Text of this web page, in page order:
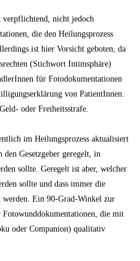
verpflichtend, nicht jedoch
die den Heilungsprozess
ist hier Vorsicht geboten, da
(Stichwort Intimsphäre)
für Fotodokumentationen
von PatientInnen.
oder Freiheitsstrafe.
im Heilungsprozess aktualisiert
Gesetzgeber geregelt, in
sollte. Geregelt ist aber, welcher
sollte und dass immer die
werden. Ein 90-Grad-Winkel zur
die mit
oder Companion) qualitativ